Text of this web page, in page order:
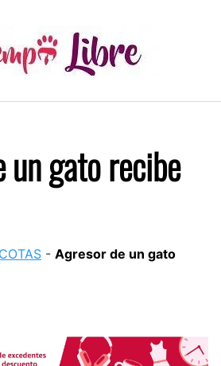
un gato recibe
- Agresor de un gato